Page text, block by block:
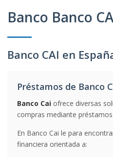
Banco Banco
Banco CAI en
Préstamos de Banco
Banco Cai ofrece diversas
compras mediante
En Banco Cai le para
financiera orientada a: